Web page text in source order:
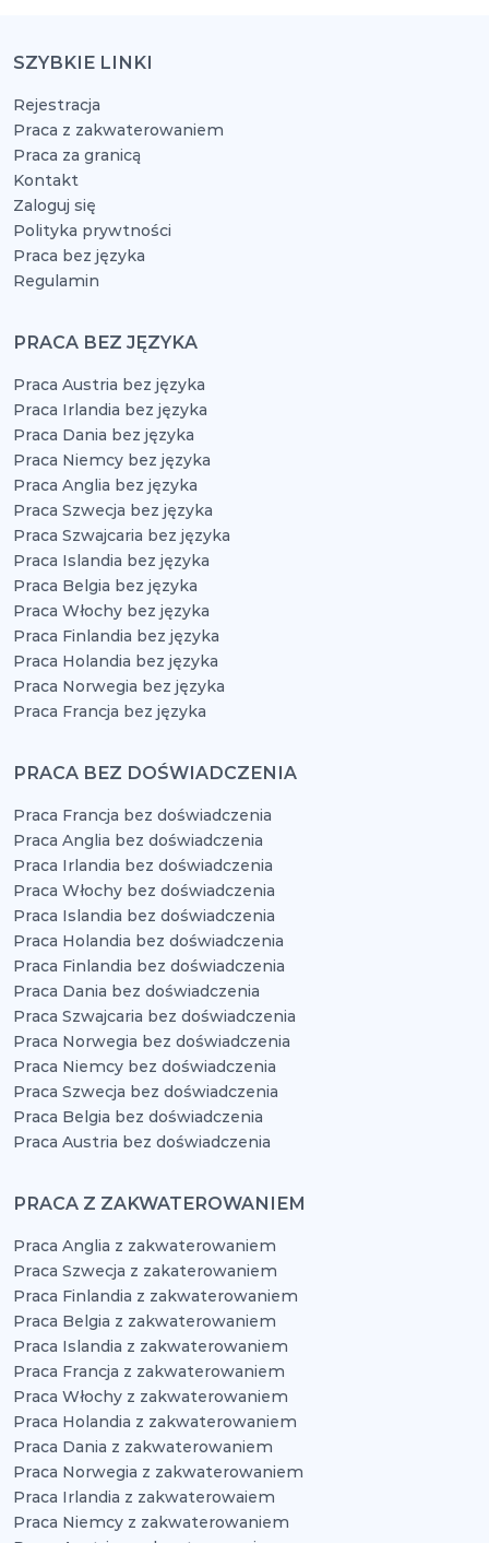
SZYBKIE LINKI
Rejestracja
Praca z zakwaterowaniem
Praca za granicą
Kontakt
Zaloguj się
Polityka prywtności
Praca bez języka
Regulamin
PRACA BEZ JĘZYKA
Praca Austria bez języka
Praca Irlandia bez języka
Praca Dania bez języka
Praca Niemcy bez języka
Praca Anglia bez języka
Praca Szwecja bez języka
Praca Szwajcaria bez języka
Praca Islandia bez języka
Praca Belgia bez języka
Praca Włochy bez języka
Praca Finlandia bez języka
Praca Holandia bez języka
Praca Norwegia bez języka
Praca Francja bez języka
PRACA BEZ DOŚWIADCZENIA
Praca Francja bez doświadczenia
Praca Anglia bez doświadczenia
Praca Irlandia bez doświadczenia
Praca Włochy bez doświadczenia
Praca Islandia bez doświadczenia
Praca Holandia bez doświadczenia
Praca Finlandia bez doświadczenia
Praca Dania bez doświadczenia
Praca Szwajcaria bez doświadczenia
Praca Norwegia bez doświadczenia
Praca Niemcy bez doświadczenia
Praca Szwecja bez doświadczenia
Praca Belgia bez doświadczenia
Praca Austria bez doświadczenia
PRACA Z ZAKWATEROWANIEM
Praca Anglia z zakwaterowaniem
Praca Szwecja z zakaterowaniem
Praca Finlandia z zakwaterowaniem
Praca Belgia z zakwaterowaniem
Praca Islandia z zakwaterowaniem
Praca Francja z zakwaterowaniem
Praca Włochy z zakwaterowaniem
Praca Holandia z zakwaterowaniem
Praca Dania z zakwaterowaniem
Praca Norwegia z zakwaterowaniem
Praca Irlandia z zakwaterowaiem
Praca Niemcy z zakwaterowaniem